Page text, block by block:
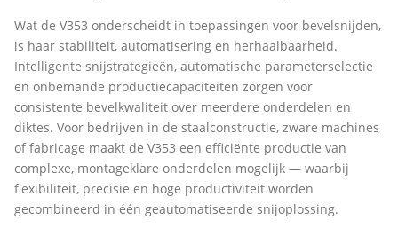
Wat de V353 onderscheidt in toepassingen voor bevelsnijden,
is haar stabiliteit, automatisering en herhaalbaarheid.
Intelligente snijstrategieën, automatische parameterselectie
en onbemande productiecapaciteiten zorgen voor
consistente bevelkwaliteit over meerdere onderdelen en
diktes. Voor bedrijven in de staalconstructie, zware machines
of fabricage maakt de V353 een efficiënte productie van
complexe, montageklare onderdelen mogelijk — waarbij
flexibiliteit, precisie en hoge productiviteit worden
gecombineerd in één geautomatiseerde snijoplossing.